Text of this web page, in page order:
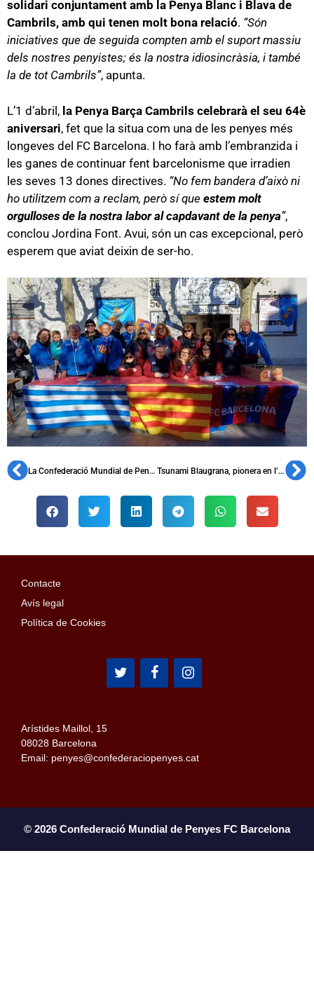
solidari conjuntament amb la Penya Blanc i Blava de
Cambrils, amb qui tenen molt bona relació. “Són
iniciatives que de seguida compten amb el suport massiu
dels nostres penyistes; és la nostra idiosincràsia, i també
la de tot Cambrils”, apunta.
L’1 d’abril, la Penya Barça Cambrils celebrarà el seu 64è
aniversari, fet que la situa com una de les penyes més
longeves del FC Barcelona. I ho farà amb l’embranzida i
les ganes de continuar fent barcelonisme que irradien
les seves 13 dones directives. “No fem bandera d’això ni
ho utilitzem com a reclam, però sí que estem molt
orgulloses de la nostra labor al capdavant de la penya”,
conclou Jordina Font. Avui, són un cas excepcional, però
esperem que aviat deixin de ser-ho.
La Confederació Mundial de Penyes celebra el seu 10è aniversari Tsunami Blaugrana, pionera en l’ànim a l’esport femení barcelonista
Contacte
Avís legal
Política de Cookies
Arístides Maillol, 15
08028 Barcelona
Email: penyes@confederaciopenyes.cat
© 2026 Confederació Mundial de Penyes FC Barcelona